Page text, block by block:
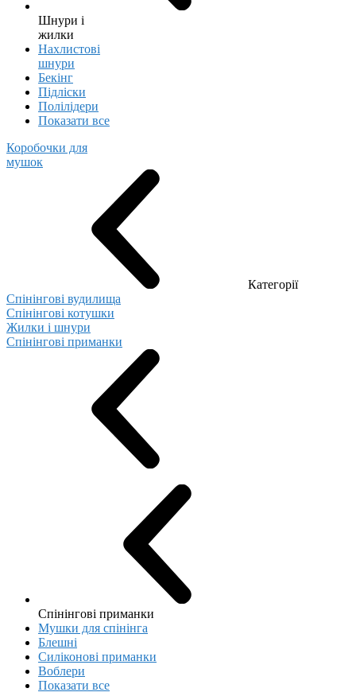
Шнури і
жилки
Нахлистові
шнури
Бекінг
Підліски
Полілідери
Показати все
Коробочки для
мушок
Категорії
Спінінгові вудилища
Спінінгові котушки
Жилки і шнури
Спінінгові приманки
Спінінгові приманки
Мушки для спінінга
Блешні
Cиліконові приманки
Воблери
Показати все